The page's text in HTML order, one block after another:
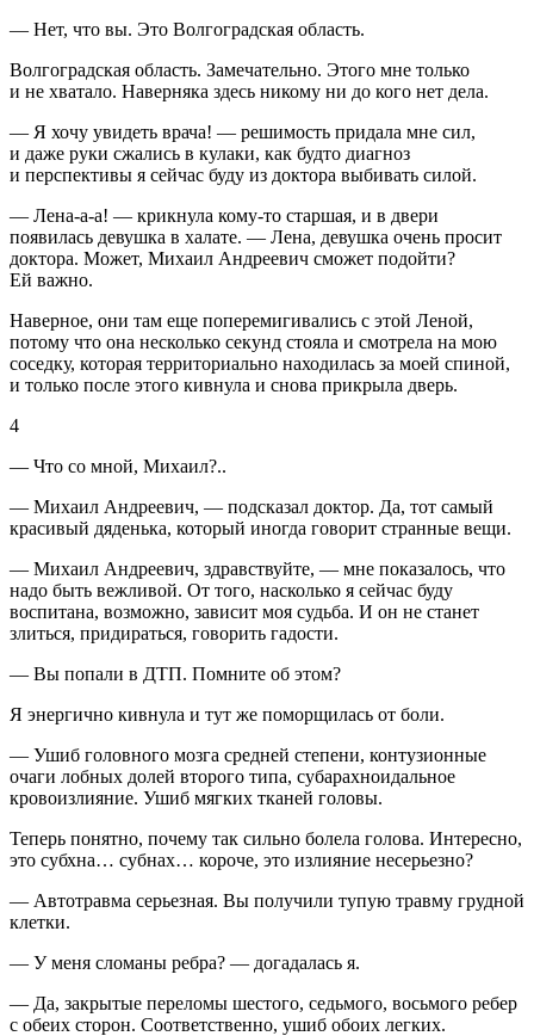
— Нет, что вы. Это Волгоградская область.
Волгоградская область. Замечательно. Этого мне только
и не хватало. Наверняка здесь никому ни до кого нет дела.
— Я хочу увидеть врача! — решимость придала мне сил,
и даже руки сжались в кулаки, как будто диагноз
и перспективы я сейчас буду из доктора выбивать силой.
— Лена-а-а! — крикнула кому-то старшая, и в двери
появилась девушка в халате. — Лена, девушка очень просит
доктора. Может, Михаил Андреевич сможет подойти?
Ей важно.
Наверное, они там еще поперемигивались с этой Леной,
потому что она несколько секунд стояла и смотрела на мою
соседку, которая территориально находилась за моей спиной,
и только после этого кивнула и снова прикрыла дверь.
4
— Что со мной, Михаил?..
— Михаил Андреевич, — подсказал доктор. Да, тот самый
красивый дяденька, который иногда говорит странные вещи.
— Михаил Андреевич, здравствуйте, — мне показалось, что
надо быть вежливой. От того, насколько я сейчас буду
воспитана, возможно, зависит моя судьба. И он не станет
злиться, придираться, говорить гадости.
— Вы попали в ДТП. Помните об этом?
Я энергично кивнула и тут же поморщилась от боли.
— Ушиб головного мозга средней степени, контузионные
очаги лобных долей второго типа, субарахноидальное
кровоизлияние. Ушиб мягких тканей головы.
Теперь понятно, почему так сильно болела голова. Интересно,
это субхна… субнах… короче, это излияние несерьезно?
— Автотравма серьезная. Вы получили тупую травму грудной
клетки.
— У меня сломаны ребра? — догадалась я.
— Да, закрытые переломы шестого, седьмого, восьмого ребер
с обеих сторон. Соответственно, ушиб обоих легких.